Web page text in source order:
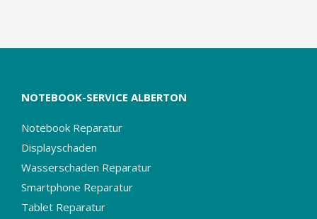
NOTEBOOK-SERVICE ALBERTON
Notebook Reparatur
Displayschaden
Wasserschaden Reparatur
Smartphone Reparatur
Tablet Reparatur